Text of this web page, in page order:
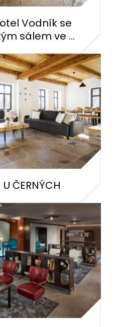
Vodník se
sálem ve ...
ČERNÝCH